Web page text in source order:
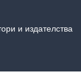
и издателства